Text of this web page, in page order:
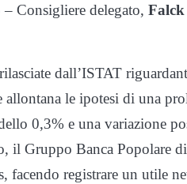
– Consigliere delegato, Falck
dall’ISTAT
le ipotesi di una
0,3% e una variazione
il Gruppo Banca Popolare
facendo registrare un utile